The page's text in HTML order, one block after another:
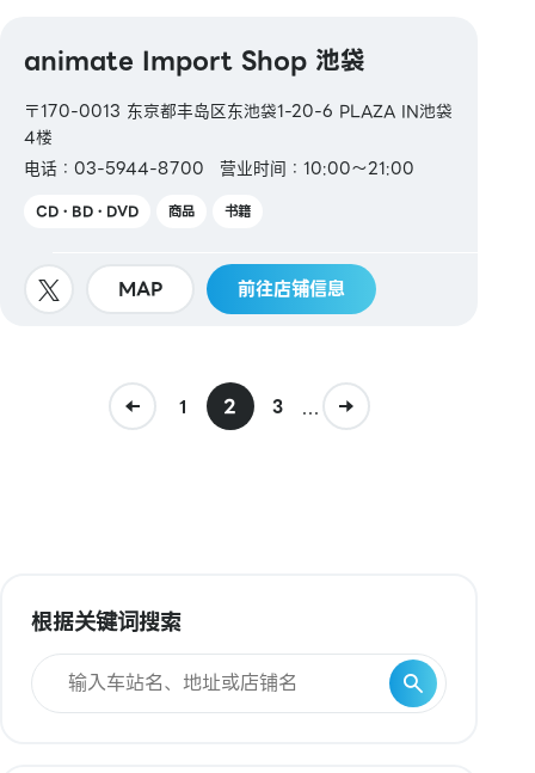
animate Import Shop 池袋
〒170-0013 东京都丰岛区东池袋1-20-6 PLAZA IN池袋
4楼
电话：03-5944-8700
营业时间：10:00～21:00
CD・BD・DVD 商品 书籍
MAP 前往店铺信息
1 2 3 ...
根据关键词搜索